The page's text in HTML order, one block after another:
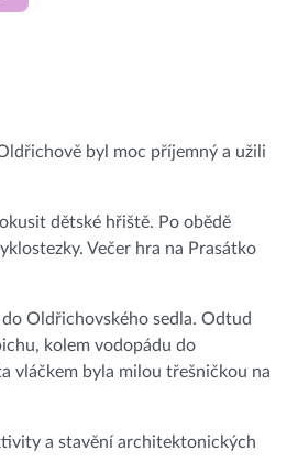
byl moc příjemný a užili
dětské hřiště. Po obědě
Večer hra na Prasátko
Oldřichovského sedla. Odtud
kolem vodopádu do
vláčkem byla milou třešničkou na
a stavění architektonických